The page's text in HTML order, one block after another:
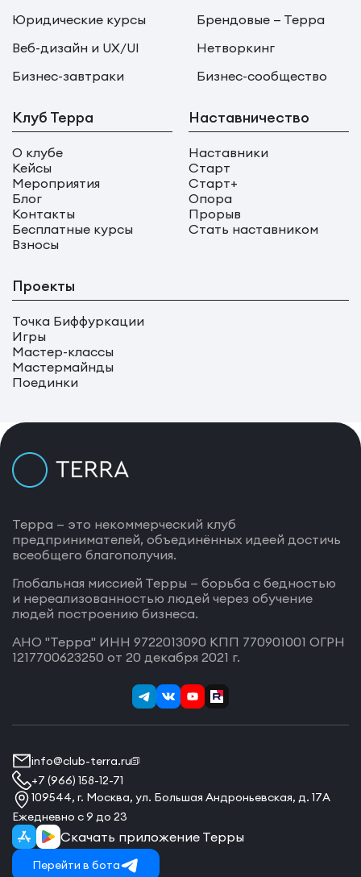
Юридические курсы
Брендовые — Терра
Веб-дизайн и UX/UI
Нетворкинг
Бизнес-завтраки
Бизнес-сообщество
Клуб Терра
О клубе
Кейсы
Мероприятия
Блог
Контакты
Бесплатные курсы
Взносы
Наставничество
Наставники
Старт
Старт+
Опора
Прорыв
Стать наставником
Проекты
Точка Биффуркации
Игры
Мастер-классы
Мастермайнды
Поединки
Терра — это некоммерческий клуб
предпринимателей, объединённых идеей достичь
всеобщего благополучия.
Глобальная миссией Терры — борьба с бедностью
и нереализованностью людей через обучение
людей построению бизнеса.
АНО "Терра" ИНН 9722013090 КПП 770901001 ОГРН
1217700623250 от 20 декабря 2021 г.
info@club-terra.ru
+7 (966) 158-12-71
109544, г. Москва, ул. Большая Андроньевская, д. 17А
Ежедневно с 9 до 23
Скачать приложение Терры
Перейти в бота